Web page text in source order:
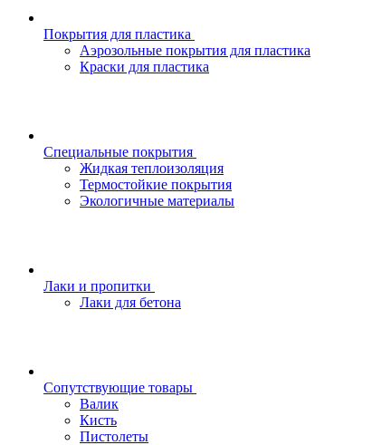
Покрытия для пластика
Аэрозольные покрытия для пластика
Краски для пластика
Специальные покрытия
Жидкая теплоизоляция
Термостойкие покрытия
Экологичные материалы
Лаки и пропитки
Лаки для бетона
Сопутствующие товары
Валик
Кисть
Пистолеты